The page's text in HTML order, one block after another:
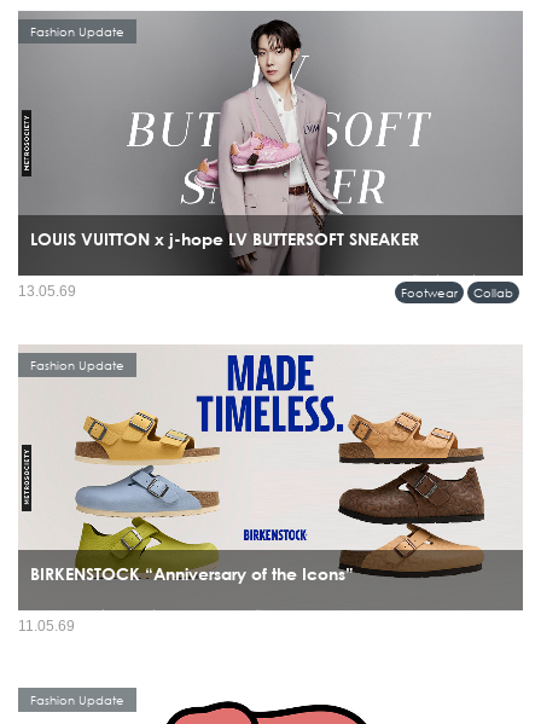
LOUIS VUITTON x j-hope LV BUTTERSOFT SNEAKER
รุ่นพิเศษร่วมกับ j-hope สมาชิกวง BTS โดยรองเท้าคู่นี้ไม่ได้ถูกสร้างขึ้นเพื่อแฟชั่น
Fashion Update
Footwear Collab
13.05.69
BIRKENSTOCK “Anniversary of the Icons”
มีรองเท้าไม่กี่แบรนด์ที่สามารถข้ามผ่านทั้งยุคสมัย เทรนด์ และวัฒนธรรมได้โดยยังดู
Fashion Update
11.05.69
Fashion Update